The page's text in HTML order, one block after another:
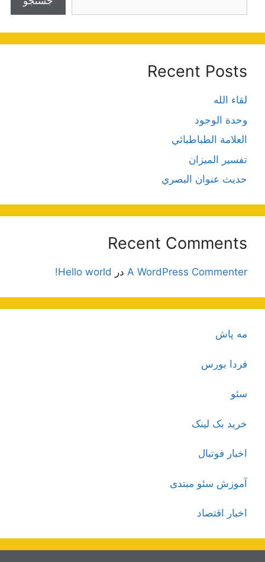
Recent Posts
لقاء الله
وحدة الوجود
العلامة الطباطبائي
تفسير الميزان
حديث عنوان البصري
Recent Comments
A WordPress Commenter در Hello world!
مه پاش
فردا بورس
سئو
خرید بک لینک
اخبار فوتبال
آموزش سئو مبتدی
اخبار اقتصاد